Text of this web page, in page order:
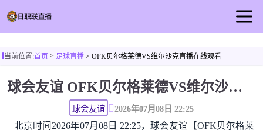
足球直播
当前位置:首页> 足球直播> OFK贝尔格莱德VS维尔沙克直播在线观看
球会友谊 OFK贝尔格莱德VS维尔沙克直播在线观看高清无插件
球会友谊 2026年07月08日 22:25
北京时间2026年07月08日 22:25，球会友谊【OFK贝尔格莱